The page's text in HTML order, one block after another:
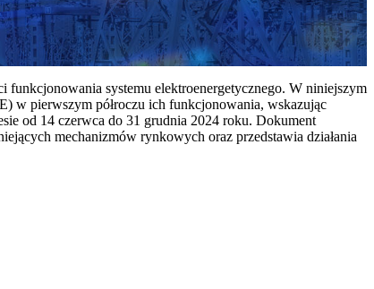
funkcjonowania systemu elektroenergetycznego. W niniejszym
w pierwszym półroczu ich funkcjonowania, wskazując
od 14 czerwca do 31 grudnia 2024 roku. Dokument
mechanizmów rynkowych oraz przedstawia działania